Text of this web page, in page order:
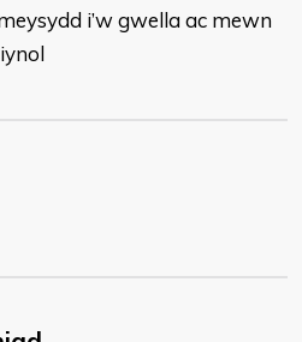
i’w gwella ac mewn